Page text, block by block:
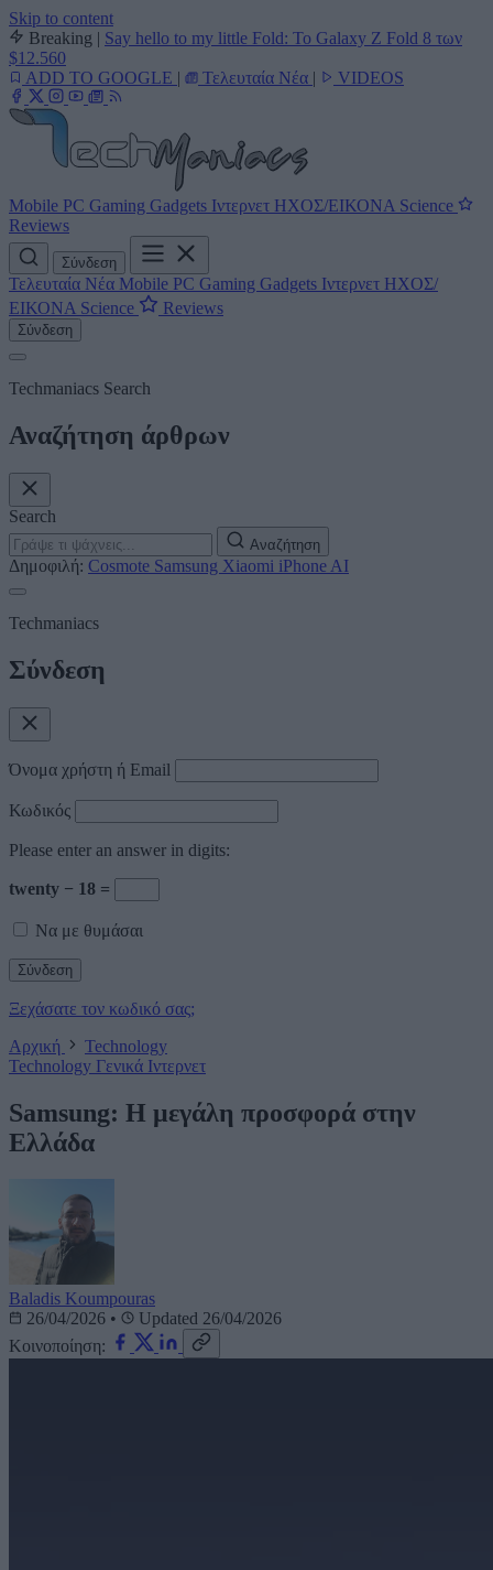
Skip to content
Breaking | Say hello to my little Fold: Το Galaxy Z Fold 8 των
$12.560
ADD TO GOOGLE | Τελευταία Νέα | VIDEOS
Mobile PC Gaming Gadgets Ιντερνετ ΗΧΟΣ/ΕΙΚΟΝΑ Science
Reviews
Σύνδεση
Τελευταία Νέα Mobile PC Gaming Gadgets Ιντερνετ ΗΧΟΣ/
ΕΙΚΟΝΑ Science Reviews
Σύνδεση
Techmaniacs Search
Αναζήτηση άρθρων
Search
Αναζήτηση
Δημοφιλή: Cosmote Samsung Xiaomi iPhone AI
Techmaniacs
Σύνδεση
Όνομα χρήστη ή Email
Κωδικός
Please enter an answer in digits:
twenty − 18 =
Να με θυμάσαι
Ξεχάσατε τον κωδικό σας;
Αρχική
Technology
Technology Γενικά Ιντερνετ
Samsung: Η μεγάλη προσφορά στην
Ελλάδα
Baladis Koumpouras
26/04/2026 •
Updated 26/04/2026
Κοινοποίηση: